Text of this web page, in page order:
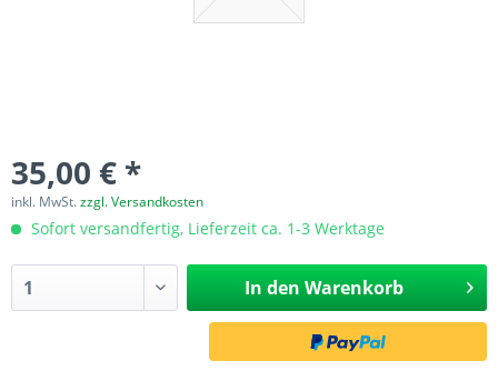
35,00 € *
inkl. MwSt.zzgl. Versandkosten
Sofort versandfertig, Lieferzeit ca. 1-3 Werktage
In den Warenkorb